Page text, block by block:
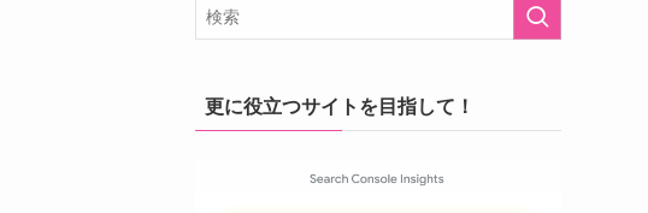
更に役立つサイトを目指して！